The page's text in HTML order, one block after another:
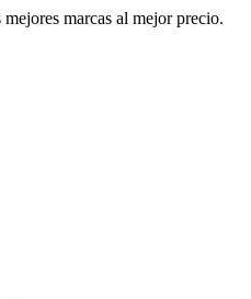
marcas al mejor precio.